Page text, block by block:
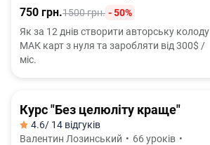
750 грн.1500 грн. - 50%
Як за 12 днів створити авторську колоду
МАК карт з нуля та заробляти від 300$ /
міс.
Курс "Без целюліту краще"
4.6/ 14 відгуків
Валентин Лозинський • 66 уроків •